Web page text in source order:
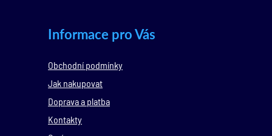
Informace pro Vás
Obchodní podmínky
Jak nakupovat
Doprava a platba
Kontakty